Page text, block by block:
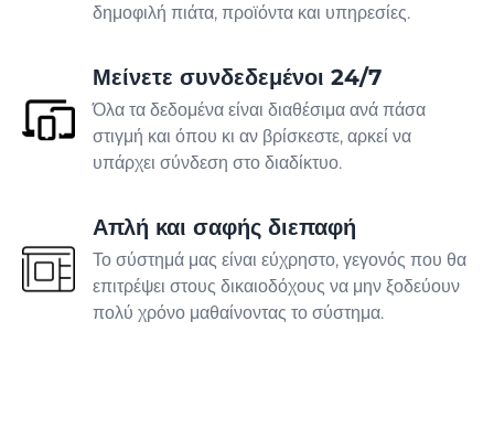
Παράδοση φαγητού
Τοποθέτηση ελαστικών
Πλυντήριο αυτοκινήτων
Νοσοκομείο
Οδοντιατρική
δημοφιλή πιάτα, προϊόντα και υπηρεσίες.
Μείνετε συνδεδεμένοι 24/7
Όλα τα δεδομένα είναι διαθέσιμα ανά πάσα
στιγμή και όπου κι αν βρίσκεστε, αρκεί να
υπάρχει σύνδεση στο διαδίκτυο.
Απλή και σαφής διεπαφή
Το σύστημά μας είναι εύχρηστο, γεγονός που θα
επιτρέψει στους δικαιοδόχους να μην ξοδεύουν
πολύ χρόνο μαθαίνοντας το σύστημα.